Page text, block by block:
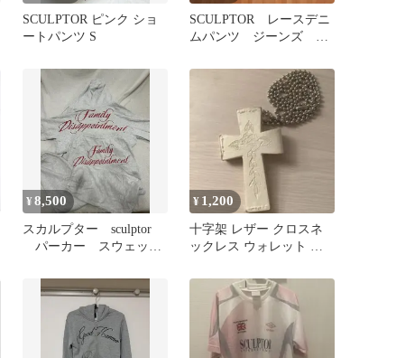
SCULPTOR ピンク ショ
ートパンツ S
SCULPTOR レースデニ
ムパンツ ジーンズ S
¥8,500
スカルプター sculptor
パーカー スウェット
¥ 1,200
十字架 レザー クロスネ
ックレス ウォレット ホ